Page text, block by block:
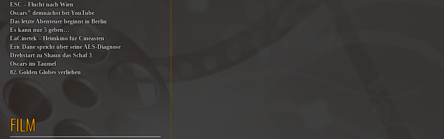
ESC – Flucht nach Wien
Oscars®demnächst bei YouTube
Das letzte Abenteuer beginnt in Berlin
Es kann nur 5 geben…
LaCinetek – Heimkino für Cinéasten
Eric Dane spricht über seine ALS-Diagnose
Drehstart zu Shaun das Schaf 3
Oscars im Taumel
82. Golden Globes verliehen
FILM